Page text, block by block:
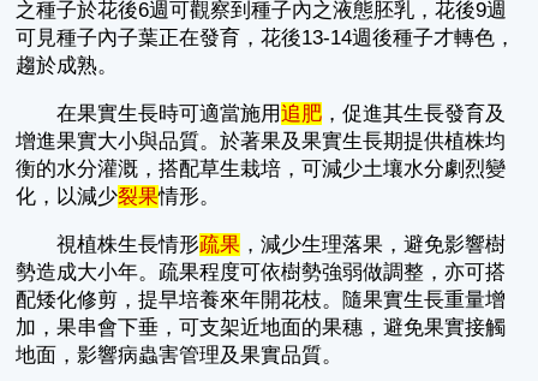
之種子於花後6週可觀察到種子內之液態胚乳，花後9週
可見種子內子葉正在發育，花後13-14週後種子才轉色，
趨於成熟。
在果實生長時可適當施用追肥 ，促進其生長發育及
增進果實大小與品質。於著果及果實生長期提供植株均
衡的水分灌溉，搭配草生栽培，可減少土壤水分劇烈變
化，以減少裂果情形。
視植株生長情形疏果 ，減少生理落果，避免影響樹
勢造成大小年。疏果程度可依樹勢強弱做調整，亦可搭
配矮化修剪，提早培養來年開花枝。隨果實生長重量增
加，果串會下垂，可支架近地面的果穗，避免果實接觸
地面，影響病蟲害管理及果實品質。